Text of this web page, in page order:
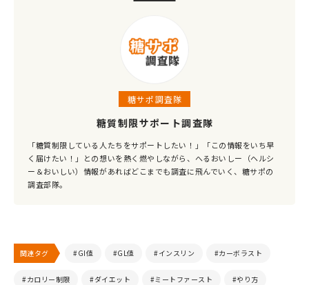
糖サポ調査隊
糖質制限サポート調査隊
「糖質制限している人たちをサポートしたい！」「この情報をいち早
く届けたい！」との想いを熱く燃やしながら、へるおいしー（ヘルシ
ー＆おいしい）情報があればどこまでも調査に飛んでいく、糖サポの
調査部隊。
関連タグ #GI値 #GL値 #インスリン #カーボラスト
#カロリー制限 #ダイエット #ミートファースト #やり方